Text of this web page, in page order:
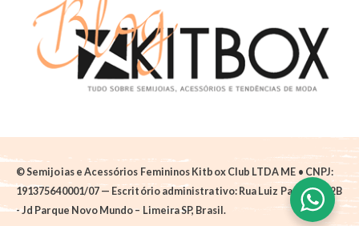
© Semijoias e Acessórios Femininos Kitbox Club LTDA ME • CNPJ:
191375640001/07 — Escritório administrativo: Rua Luiz Pantano, 62B
- Jd Parque Novo Mundo – Limeira SP, Brasil.